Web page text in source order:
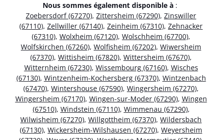
Nous sommes également disponible à :
Zoebersdorf (67270), Zittersheim (67290), Zinswiller
(67110), Zellwiller (67140), Zeinheim (67310), Zehnacker
(67310), Wolxheim (67120), Wolschheim (67700),
Wolfskirchen (67260), Wolfisheim (67202), Wiwersheim
(67370), Wittisheim (67820), Wittersheim (67670),
Witternheim (67230), Wissembourg (67160), Wisches
(67130), Wintzenheim-Kochersberg (67370), Wintzenbach
(67470), Wintershouse (67590), Wingersheim (67270),
Wingersheim (67170), Wingen-sur-Moder (67290), Wingen
(67510), Windstein (67110), Wimmenau (67290),
Wilwisheim (67270), Willgottheim (67370), Wildersbach
(67130), Wickersheim-Wilshausen (67270), Weyersheim